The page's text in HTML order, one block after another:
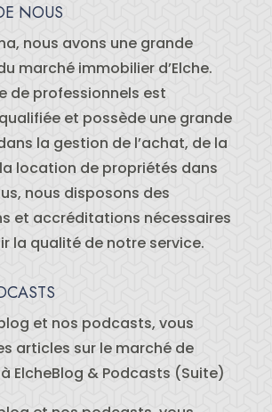
NOUS
nous avons une grande
marché immobilier d’Elche.
de professionnels est
et possède une grande
la gestion de l’achat, de la
location de propriétés dans
nous disposons des
et accréditations nécessaires
la qualité de notre service.
et nos podcasts, vous
articles sur le marché de
ElcheBlog & Podcasts (Suite)